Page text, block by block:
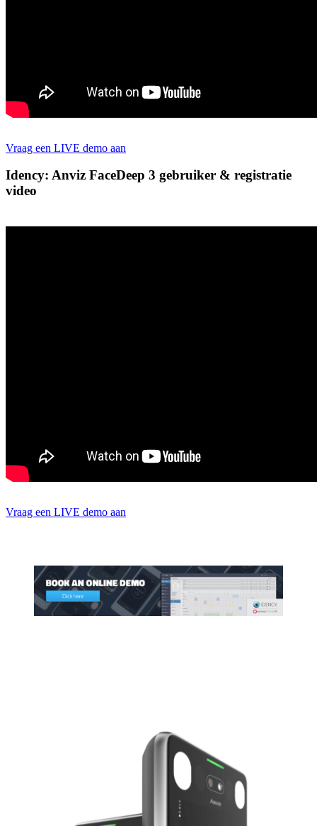
Vraag een LIVE demo aan
Idency: Anviz FaceDeep 3 gebruiker & registratie
video
Vraag een LIVE demo aan